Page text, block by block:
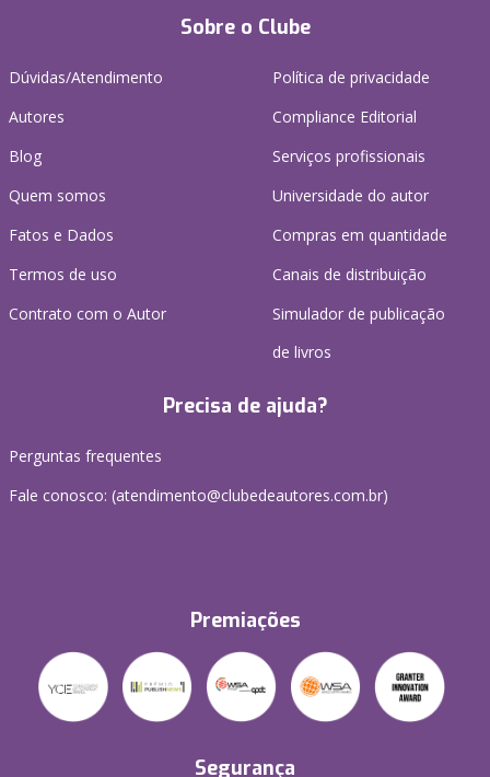
Sobre o Clube
Dúvidas/Atendimento
Autores
Blog
Quem somos
Fatos e Dados
Termos de uso
Contrato com o Autor
Política de privacidade
Compliance Editorial
Serviços profissionais
Universidade do autor
Compras em quantidade
Canais de distribuição
Simulador de publicação
de livros
Precisa de ajuda?
Perguntas frequentes
Fale conosco: (atendimento@clubedeautores.com.br)
Premiações
Segurança